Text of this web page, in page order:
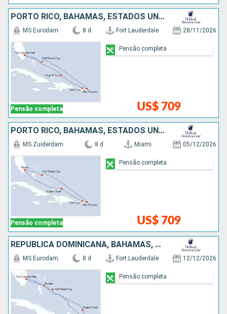
PORTO RICO, BAHAMAS, ESTADOS UNIDOS
Pensão completa
MS Eurodam 8 d Fort Lauderdale 28/11/2026
US$ 709
Pensão completa
PORTO RICO, BAHAMAS, ESTADOS UNIDOS
Pensão completa
MS Zuiderdam 8 d Miami 05/12/2026
US$ 709
Pensão completa
REPUBLICA DOMINICANA, BAHAMAS, ESTADOS UNIDOS
MS Eurodam 8 d Fort Lauderdale 12/12/2026
Pensão completa